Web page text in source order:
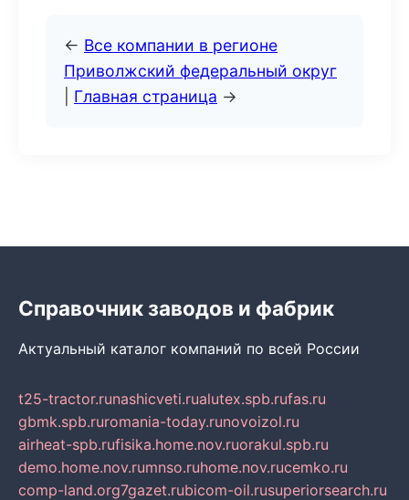
← Все компании в регионе
Приволжский федеральный округ
Главная страница →
Справочник заводов и фабрик
Актуальный каталог компаний по всей России
t25-tractor.runashicveti.rualutex.spb.rufas.ru
gbmk.spb.ruromania-today.runovoizol.ru
airheat-spb.rufisika.home.nov.ruorakul.spb.ru
demo.home.nov.rumnso.ruhome.nov.rucemko.ru
comp-land.org7gazet.rubicom-oil.rusuperiorsearch.ru